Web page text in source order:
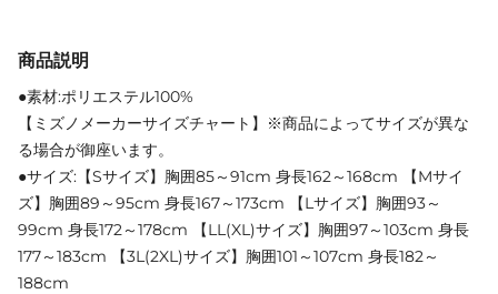
商品説明
●素材:ポリエステル100%
【ミズノメーカーサイズチャート】※商品によってサイズが異な
る場合が御座います。
●サイズ:【Sサイズ】胸囲85～91cm 身長162～168cm 【Mサイ
ズ】胸囲89～95cm 身長167～173cm 【Lサイズ】胸囲93～
99cm 身長172～178cm 【LL(XL)サイズ】胸囲97～103cm 身長
177～183cm 【3L(2XL)サイズ】胸囲101～107cm 身長182～
188cm